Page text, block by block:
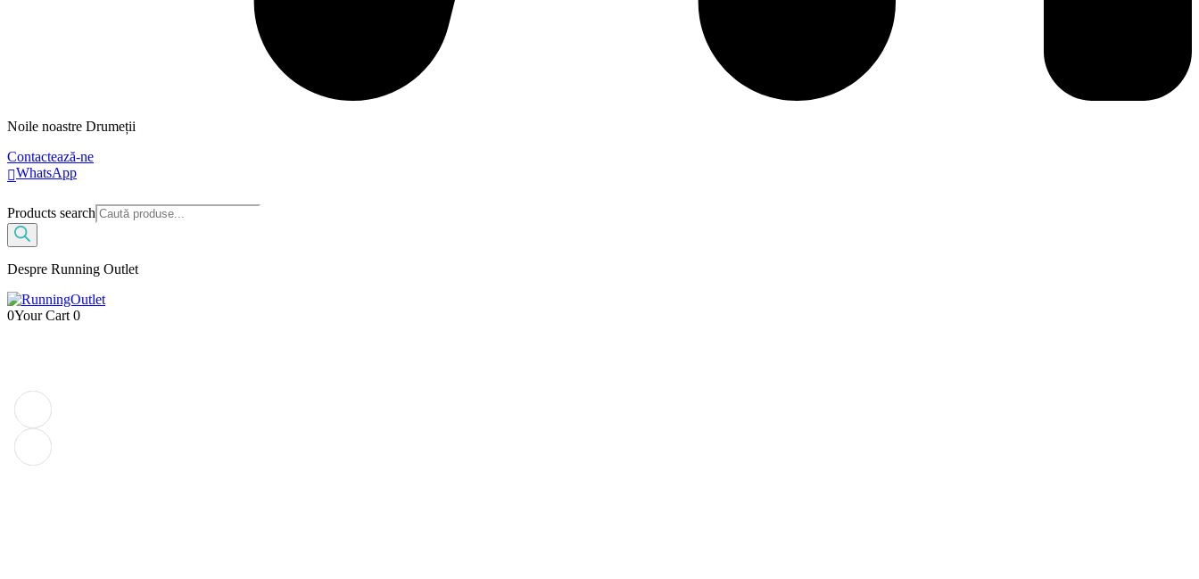
Noile noastre Drumeții
Contactează-ne
WhatsApp
Products search
Despre Running Outlet
0Your Cart 0